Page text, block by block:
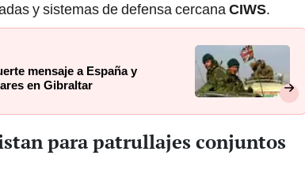
y sistemas de defensa cercanaCIWS.
mensaje a España y
en Gibraltar
para patrullajes conjuntos